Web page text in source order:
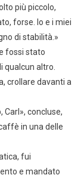
più piccolo,
forse. Io e i miei
di stabilità.»
fossi stato
qualcun altro.
crollare davanti a
Carl», concluse,
in una delle
fui
e mandato